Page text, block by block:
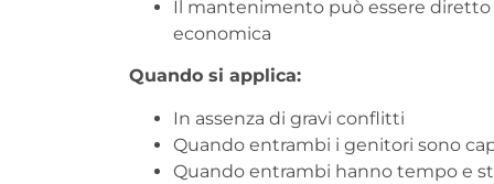
Il mantenimento può essere diretto
economica
Quando si applica:
In assenza di gravi conflitti
Quando entrambi i genitori sono
Quando entrambi hanno tempo e